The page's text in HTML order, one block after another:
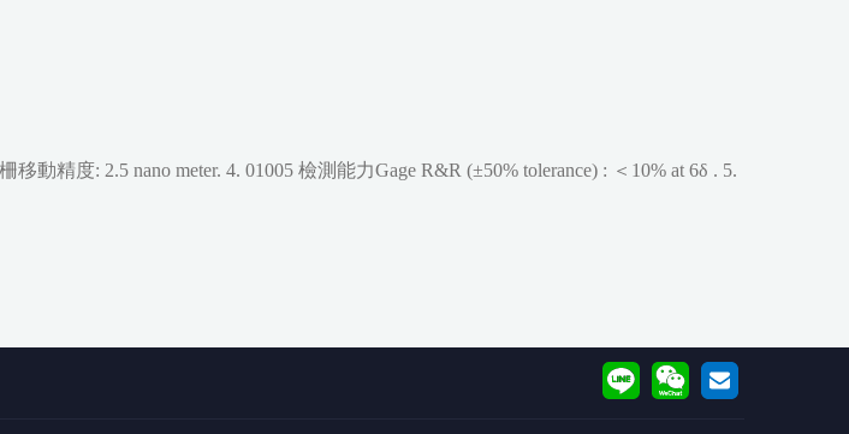
精度: 2.5 nano meter. 4. 01005 檢測能力Gage R&R (±50% tolerance) : ＜10% at 6δ . 5.